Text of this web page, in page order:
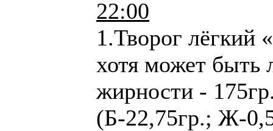
22:00
1.Творог лёгкий
хотя может быть
жирности -
(Б-22,75гр.; Ж-